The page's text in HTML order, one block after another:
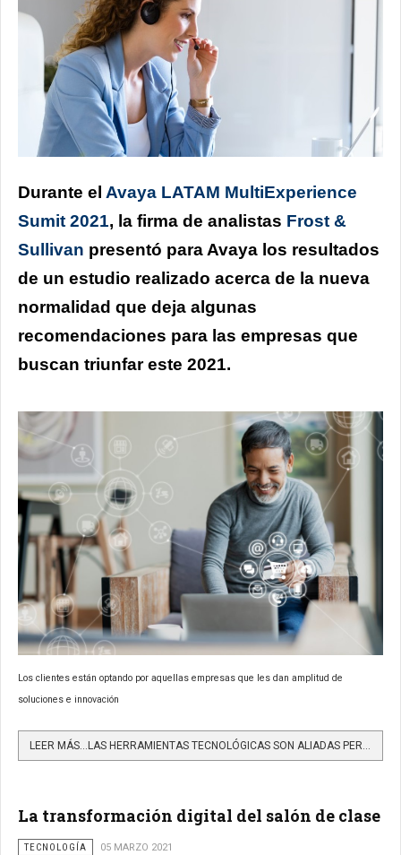
Durante el Avaya LATAM MultiExperience
Sumit 2021, la firma de analistas Frost &
Sullivan presentó para Avaya los resultados
de un estudio realizado acerca de la nueva
normalidad que deja algunas
recomendaciones para las empresas que
buscan triunfar este 2021.
Los clientes están optando por aquellas empresas que les dan amplitud de
soluciones e innovación
LEER MÁS…LAS HERRAMIENTAS TECNOLÓGICAS SON ALIADAS PERFECTAS PARA SATISFACER LA DEMANDA DEL CLIENTE EN LA...
La transformación digital del salón de clase
TECNOLOGÍA 05 MARZO 2021